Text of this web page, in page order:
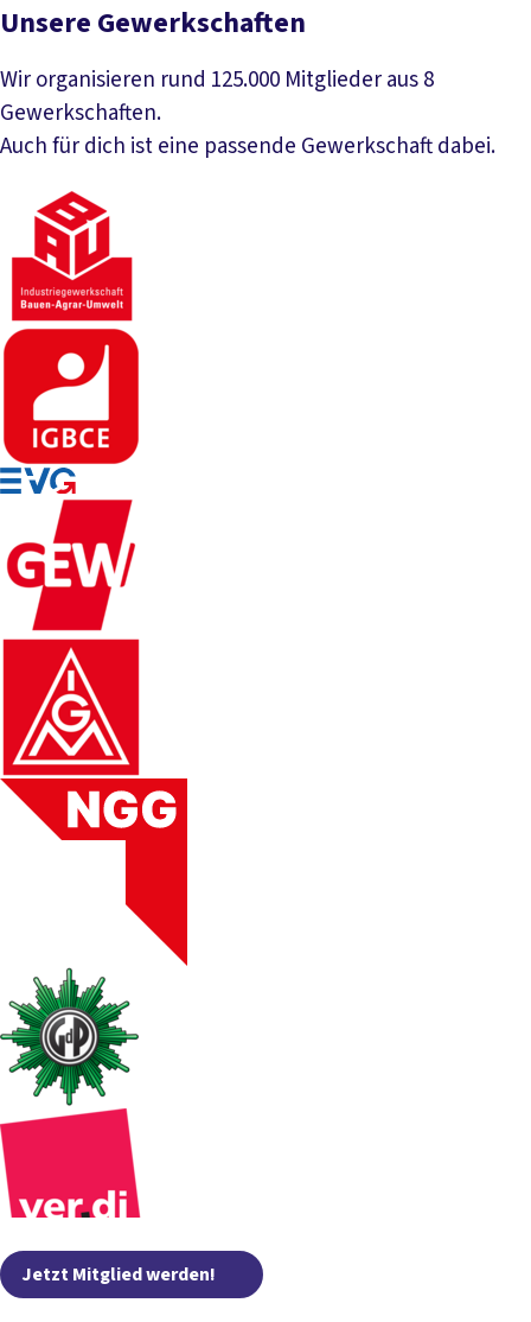
Unsere Gewerkschaften
Wir organisieren rund 125.000 Mitglieder aus 8
Gewerkschaften.
Auch für dich ist eine passende Gewerkschaft dabei.
Jetzt Mitglied werden!